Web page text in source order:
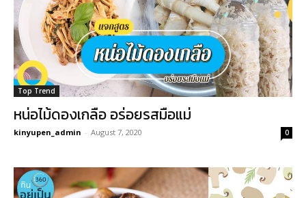
Top Trend
หน่อไม้ดองเกลือ อร่อยรสมือแม่
kinyupen_admin - August 7, 2020 0